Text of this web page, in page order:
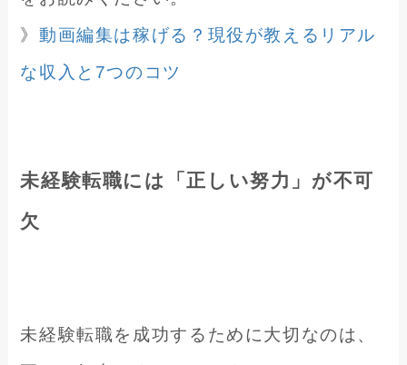
》動画編集は稼げる？現役が教えるリアル
な収入と7つのコツ
未経験転職には「正しい努力」が不可
欠
未経験転職を成功するために大切なのは、